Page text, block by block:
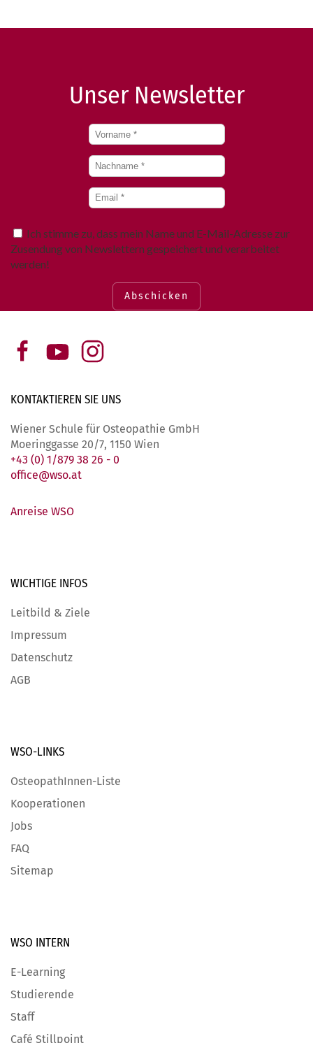
Unser Newsletter
Ich stimme zu, dass mein Name und E-Mail-Adresse zur
Zusendung von Newslettern gespeichert und verarbeitet
werden!
Abschicken
KONTAKTIEREN SIE UNS
Wiener Schule für Osteopathie GmbH
Moeringgasse 20/7, 1150 Wien
+43 (0) 1/879 38 26 - 0
office@wso.at
Anreise WSO
WICHTIGE INFOS
Leitbild & Ziele
Impressum
Datenschutz
AGB
WSO-LINKS
OsteopathInnen-Liste
Kooperationen
Jobs
FAQ
Sitemap
WSO INTERN
E-Learning
Studierende
Staff
Café Stillpoint